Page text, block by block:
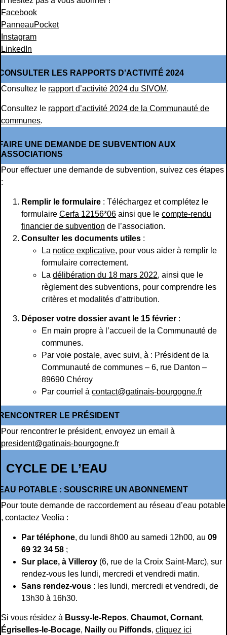
Facebook
PanneauPocket
Instagram
LinkedIn
LES RAPPORTS D'ACTIVITÉ 2024
Consultez le rapport d’activité 2024 du SIVOM.
Consultez le rapport d’activité 2024 de la Communauté de
communes.
UNE DEMANDE DE SUBVENTION AUX
ASSOCIATIONS
Pour effectuer une demande de subvention, suivez ces étapes
:
Remplir le formulaire : Téléchargez et complétez le
formulaire Cerfa 12156*06 ainsi que le compte-rendu
financier de subvention de l’association.
Consulter les documents utiles :
La notice explicative, pour vous aider à remplir le
formulaire correctement.
La délibération du 18 mars 2022, ainsi que le
règlement des subventions, pour comprendre les
critères et modalités d’attribution.
Déposer votre dossier avant le 15 février :
En main propre à l’accueil de la Communauté de
communes.
Par voie postale, avec suivi, à : Président de la
Communauté de communes – 6, rue Danton –
89690 Chéroy
Par courriel à contact@gatinais-bourgogne.fr
LE PRÉSIDENT
Pour rencontrer le président, envoyez un email à
president@gatinais-bourgogne.fr
CYCLE DE L’EAU
POTABLE : SOUSCRIRE UN ABONNEMENT
Pour toute demande de raccordement au réseau d’eau potable
, contactez Veolia :
Par téléphone, du lundi 8h00 au samedi 12h00, au 09
69 32 34 58 ;
Sur place, à Villeroy (6, rue de la Croix Saint-Marc), sur
rendez-vous les lundi, mercredi et vendredi matin.
Sans rendez-vous : les lundi, mercredi et vendredi, de
13h30 à 16h30.
Si vous résidez à Bussy-le-Repos, Chaumot, Cornant,
Égriselles-le-Bocage, Nailly ou Piffonds, cliquez ici